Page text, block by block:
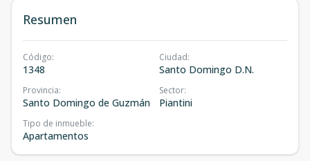
Resumen
Código:
1348
Ciudad:
Santo Domingo D.N.
Provincia:
Santo Domingo de Guzmán
Sector:
Piantini
Tipo de inmueble:
Apartamentos